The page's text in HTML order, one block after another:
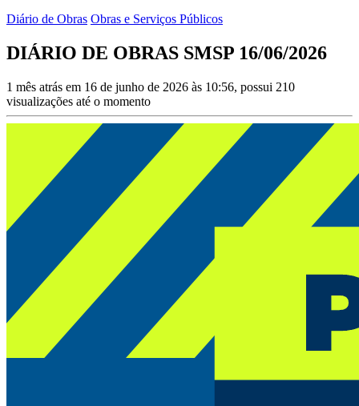
Diário de Obras Obras e Serviços Públicos
DIÁRIO DE OBRAS SMSP 16/06/2026
1 mês atrás em 16 de junho de 2026 às 10:56, possui 210
visualizações até o momento